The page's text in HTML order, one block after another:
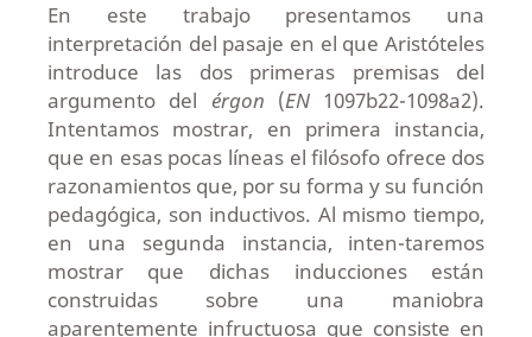
En este trabajo presentamos una
interpretación del pasaje en el que Aristóteles
introduce las dos primeras premisas del
argumento del érgon (EN1097b22-1098a2).
Intentamos mostrar, en primera instancia,
que en esas pocas líneas el filósofo ofrece dos
razonamientos que, por su forma y su función
pedagógica, son inductivos. Al mismo tiempo,
en una segunda instancia, inten-taremos
mostrar que dichas inducciones están
construidas sobre una maniobra
aparentemente infructuosa que consiste en